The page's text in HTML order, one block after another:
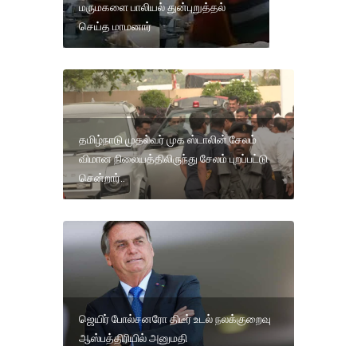
மருமகளை பாலியல் துன்புறுத்தல்
செய்த மாமனார்
தமிழ்நாடு முதல்வர் முக ஸ்டாலின் சேலம்
விமான நிலையத்திலிருந்து சேலம் புறப்பட்டு
சென்றார்..
ஜெயிர் போல்சனரோ திடீர் உடல் நலக்குறைவு
ஆஸ்பத்திரியில் அனுமதி